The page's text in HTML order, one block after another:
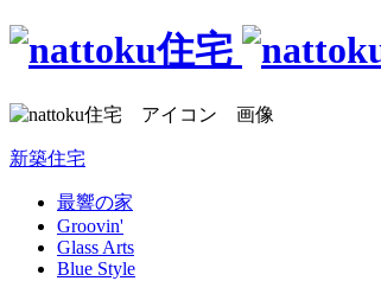
新築住宅
最響の家
Groovin'
Glass Arts
Blue Style